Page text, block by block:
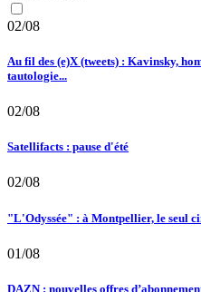
02/08
Au fil des (e)X (tweets) : Kavinsky,
tautologie...
02/08
Satellifacts : pause d'été
02/08
"L'Odyssée" : à Montpellier, le seul
01/08
DAZN : nouvelles offres